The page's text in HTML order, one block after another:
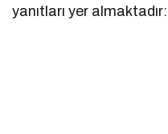
yanıtları yer almaktadır: